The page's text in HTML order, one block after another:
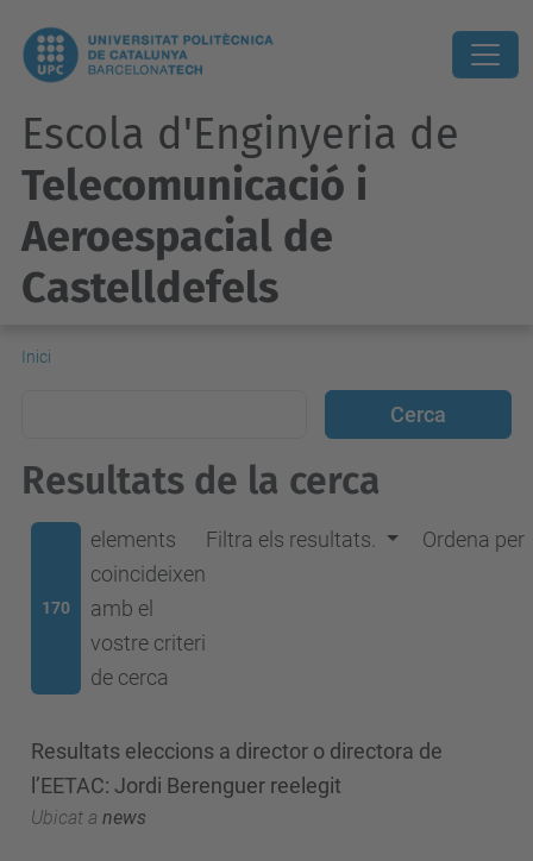
Escola d'Enginyeria de
Telecomunicació i
Aeroespacial de
Castelldefels
Inici
Resultats de la cerca
170
elements
coincideixen
amb el
vostre criteri
de cerca
Filtra els resultats. Ordena per
Resultats eleccions a director o directora de
l’EETAC: Jordi Berenguer reelegit
Ubicat a news